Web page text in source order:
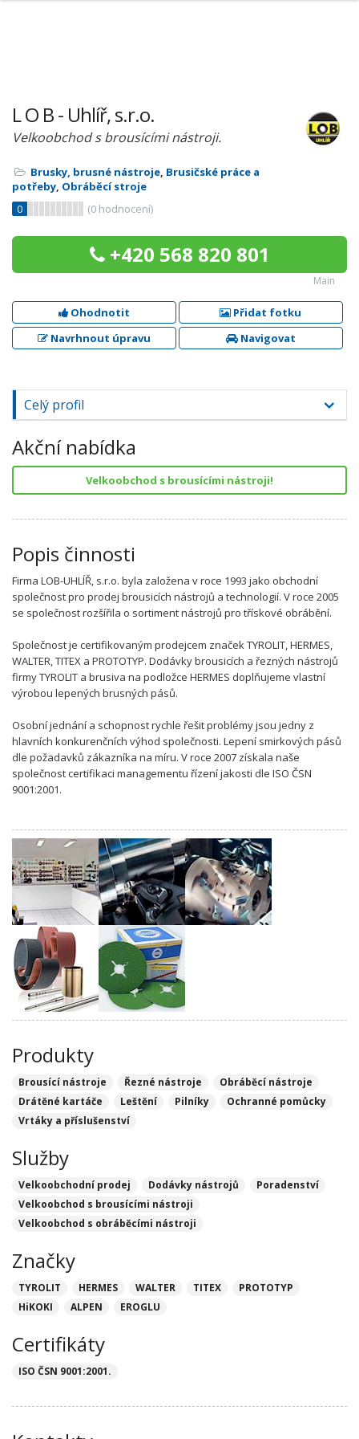
L O B - Uhlíř, s.r.o.
Velkoobchod s brousícími nástroji.
Brusky, brusné nástroje, Brusičské práce a
potřeby, Obráběcí stroje
0
(0 hodnocení)
+420 568 820 801
Main
Ohodnotit
Přidat fotku
Navrhnout úpravu
Navigovat
Celý profil
Akční nabídka
Velkoobchod s brousícími nástroji!
Popis činnosti
Firma LOB-UHLÍŘ, s.r.o. byla založena v roce 1993 jako obchodní
společnost pro prodej brousicích nástrojů a technologií. V roce 2005
se společnost rozšířila o sortiment nástrojů pro třískové obrábění.
Společnost je certifikovaným prodejcem značek TYROLIT, HERMES,
WALTER, TITEX a PROTOTYP. Dodávky brousicích a řezných nástrojů
firmy TYROLIT a brusiva na podložce HERMES doplňujeme vlastní
výrobou lepených brusných pásů.
Osobní jednání a schopnost rychle řešit problémy jsou jedny z
hlavních konkurenčních výhod společnosti. Lepení smirkových pásů
dle požadavků zákazníka na míru. V roce 2007 získala naše
společnost certifikaci managementu řízení jakosti dle ISO ČSN
9001:2001.
Produkty
Brousící nástroje Řezné nástroje
Obráběcí nástroje
Drátěné kartáče
Leštění Pilníky
Ochranné pomůcky
Vrtáky a příslušenství
Služby
Velkoobchodní prodej Dodávky nástrojů
Poradenství
Velkoobchod s brousícími nástroji
Velkoobchod s obráběcími nástroji
Značky
TYROLIT HERMES WALTER TITEX
PROTOTYP
HiKOKI
ALPEN EROGLU
Certifikáty
ISO ČSN 9001:2001.